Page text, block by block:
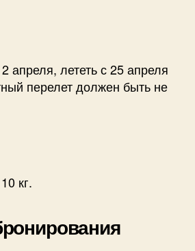
апреля, лететь с 25 апреля
перелет должен быть не
кг.